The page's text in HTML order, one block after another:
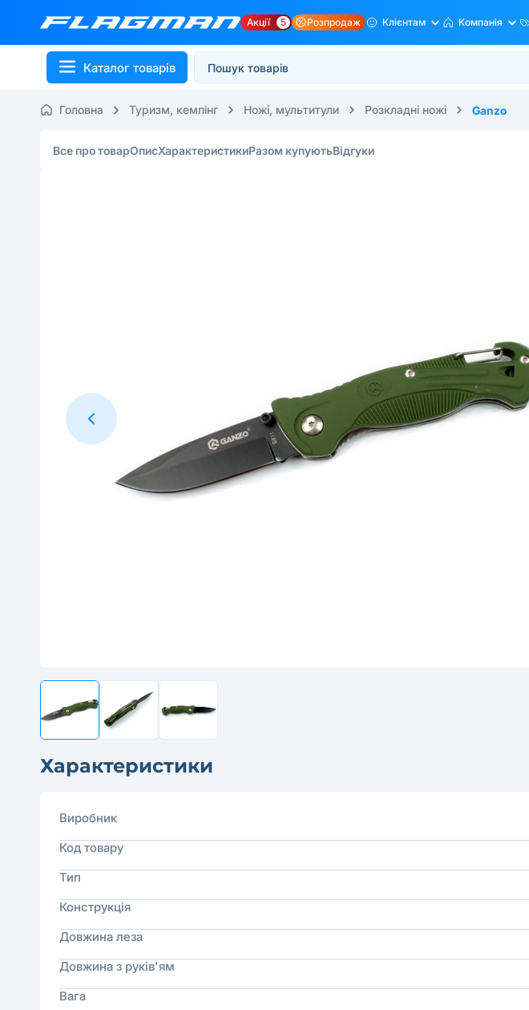
Акції 5 Розпродаж Клієнтам Компанія
Каталог товарів
Головна Туризм, кемпінг Ножі, мультитули Розкладні ножі Ganzo
Все про товарОписХарактеристикиРазом купуютьВідгуки
Характеристики
Виробник
Код товару
Тип
Конструкція
Довжина леза
Довжина з руків'ям
Вага